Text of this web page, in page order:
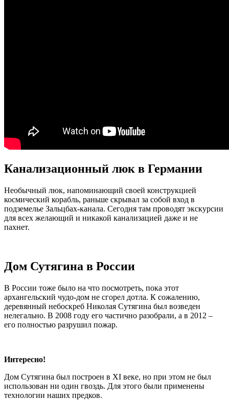
Канализационный люк в Германии
Необычный люк, напоминающий своей конструкцией
космический корабль, раньше скрывал за собой вход в
подземелье Зальцбах-канала. Сегодня там проводят экскурсии
для всех желающий и никакой канализацией даже и не
пахнет.
Дом Сутягина в России
В России тоже было на что посмотреть, пока этот
архангельский чудо-дом не сгорел дотла. К сожалению,
деревянный небоскреб Николая Сутягина был возведен
нелегально. В 2008 году его частично разобрали, а в 2012 –
его полностью разрушил пожар.
Интересно!
Дом Сутягина был построен в XI веке, но при этом не был
использован ни один гвоздь. Для этого были применены
технологии наших предков.